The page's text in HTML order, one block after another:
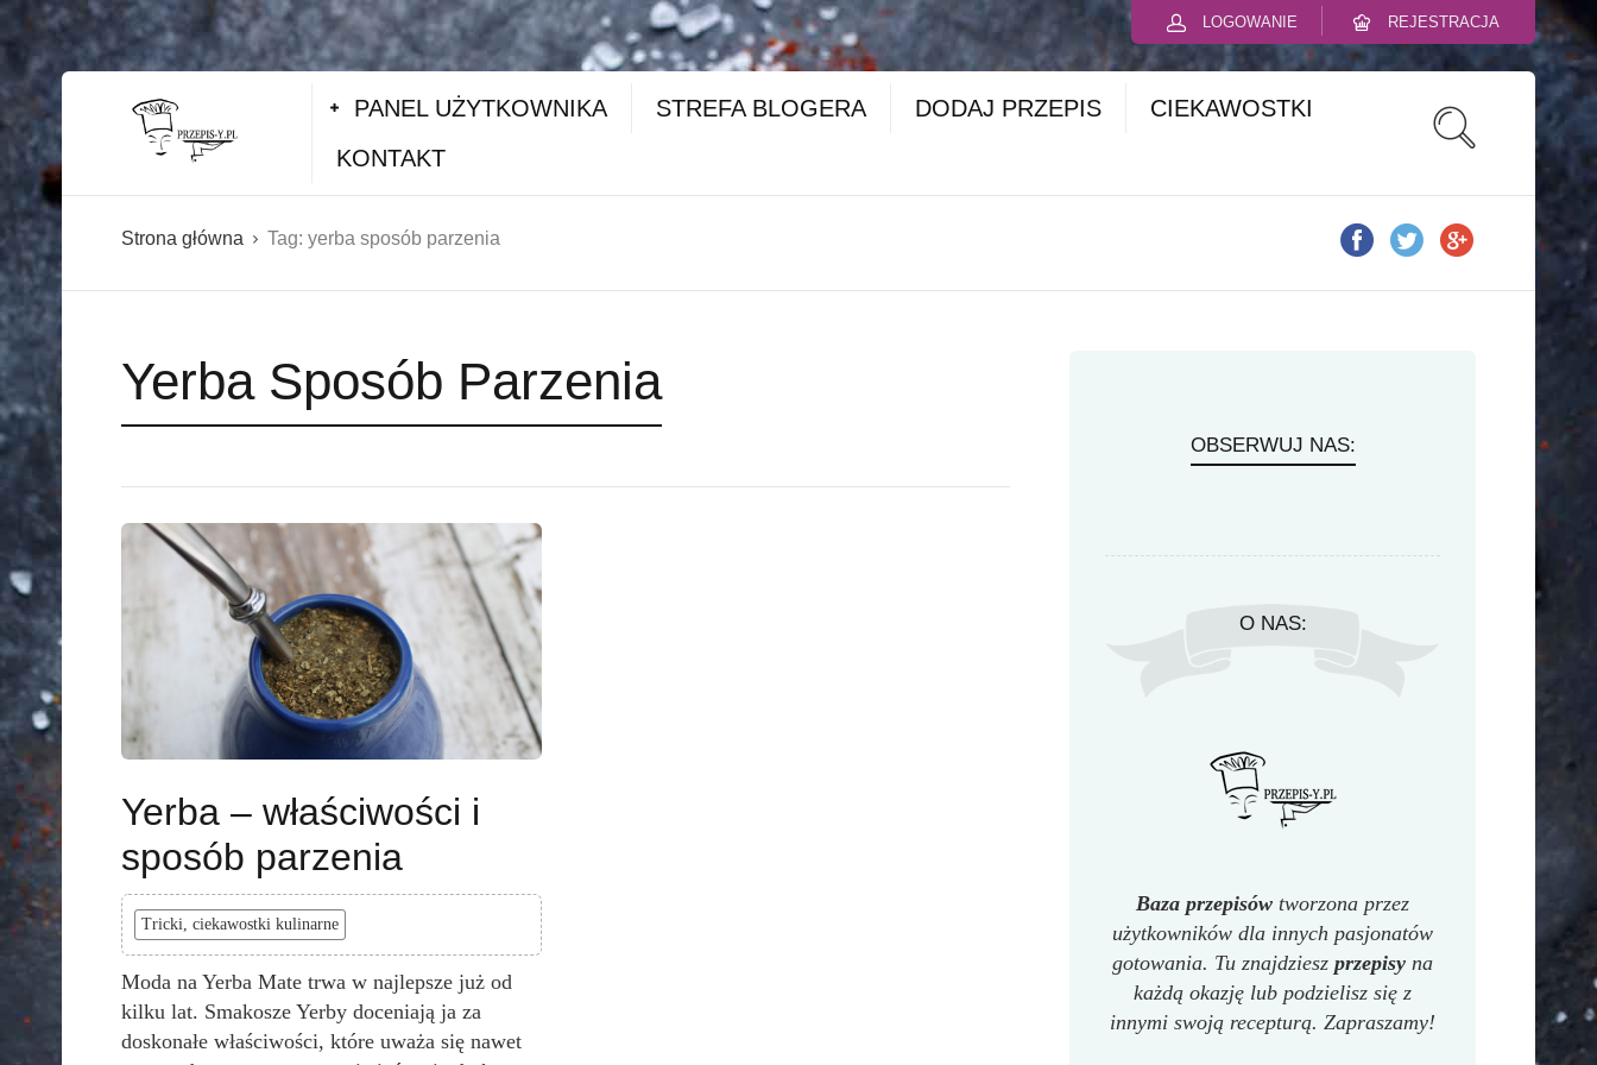
LOGOWANIE REJESTRACJA
PANEL UŻYTKOWNIKA STREFA BLOGERA DODAJ PRZEPIS
CIEKAWOSTKI
KONTAKT
Strona główna Tag: yerba sposób parzenia
Yerba Sposób Parzenia
Yerba – właściwości i
sposób parzenia
Tricki, ciekawostki kulinarne
Moda na Yerba Mate trwa w najlepsze już od
kilku lat. Smakosze Yerby doceniają ja za
doskonałe właściwości, które uważa się nawet
OBSERWUJ NAS:
O NAS:
Baza przepisów tworzona przez
użytkowników dla innych pasjonatów
gotowania. Tu znajdziesz przepisy na
każdą okazję lub podzielisz się z
innymi swoją recepturą. Zapraszamy!